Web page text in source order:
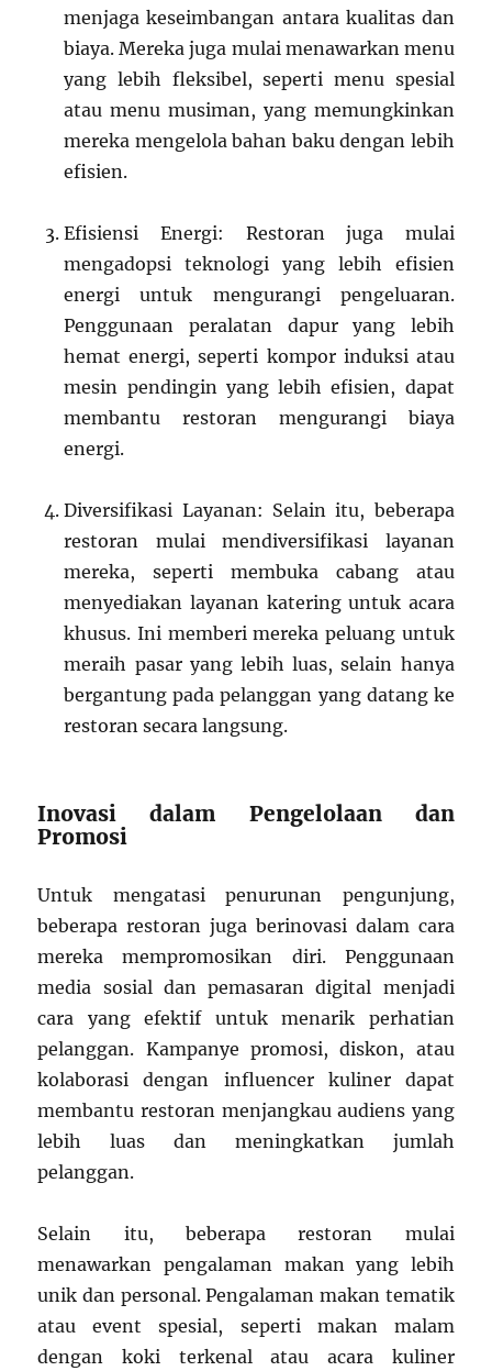
menjaga keseimbangan antara kualitas dan
biaya. Mereka juga mulai menawarkan menu
yang lebih fleksibel, seperti menu spesial
atau menu musiman, yang memungkinkan
mereka mengelola bahan baku dengan lebih
efisien.
Efisiensi Energi: Restoran juga mulai
mengadopsi teknologi yang lebih efisien
energi untuk mengurangi pengeluaran.
Penggunaan peralatan dapur yang lebih
hemat energi, seperti kompor induksi atau
mesin pendingin yang lebih efisien, dapat
membantu restoran mengurangi biaya
energi.
Diversifikasi Layanan: Selain itu, beberapa
restoran mulai mendiversifikasi layanan
mereka, seperti membuka cabang atau
menyediakan layanan katering untuk acara
khusus. Ini memberi mereka peluang untuk
meraih pasar yang lebih luas, selain hanya
bergantung pada pelanggan yang datang ke
restoran secara langsung.
Inovasi dalam Pengelolaan dan
Promosi
Untuk mengatasi penurunan pengunjung,
beberapa restoran juga berinovasi dalam cara
mereka mempromosikan diri. Penggunaan
media sosial dan pemasaran digital menjadi
cara yang efektif untuk menarik perhatian
pelanggan. Kampanye promosi, diskon, atau
kolaborasi dengan influencer kuliner dapat
membantu restoran menjangkau audiens yang
lebih luas dan meningkatkan jumlah
pelanggan.
Selain itu, beberapa restoran mulai
menawarkan pengalaman makan yang lebih
unik dan personal. Pengalaman makan tematik
atau event spesial, seperti makan malam
dengan koki terkenal atau acara kuliner